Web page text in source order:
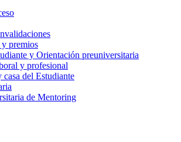
y premios
y Orientación preuniversitaria
y profesional
del Estudiante
de Mentoring